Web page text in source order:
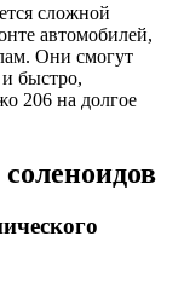
сложной
автомобилей,
Они смогут
быстро,
206 на долгое